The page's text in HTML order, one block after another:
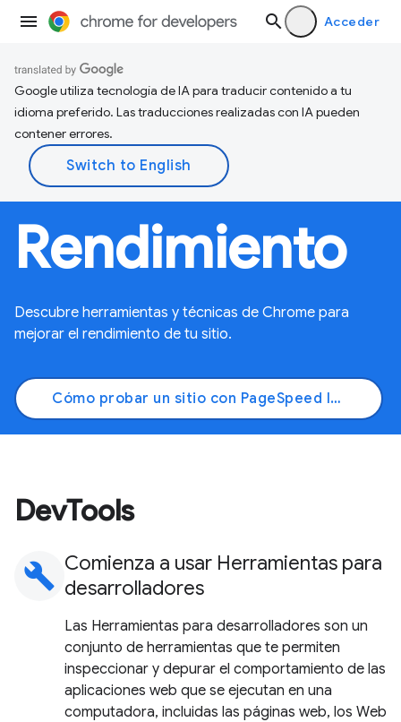
Acceder
Google utiliza tecnología de IA para traducir contenido a tu
idioma preferido. Las traducciones realizadas con IA pueden
contener errores.
Rendimiento
Descubre herramientas y técnicas de Chrome para
mejorar el rendimiento de tu sitio.
Cómo probar un sitio con PageSpeed Insights
DevTools
build Comienza a usar Herramientas para
desarrolladores
Las Herramientas para desarrolladores son un
conjunto de herramientas que te permiten
inspeccionar y depurar el comportamiento de las
aplicaciones web que se ejecutan en una
computadora, incluidas las páginas web, los Web